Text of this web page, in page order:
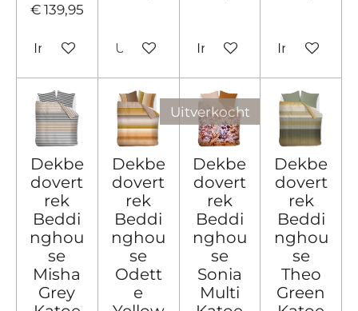
€ 139,95
In winkelwagenUitverkocht In winkelwagen
In
Dekbe
dovert
rek
Beddi
nghou
se
Misha
Grey
Dekbe
dovert
rek
Beddi
nghou
se
Odett
e
Uitverkocht
Dekbe
dovert
rek
Beddi
nghou
se
Sonia
Multi
Dekbe
dovert
rek
Beddi
nghou
se
Theo
Green